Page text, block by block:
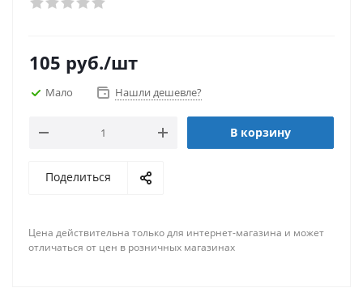
105 руб./шт
Мало Нашли дешевле?
В корзину
Поделиться
Цена действительна только для интернет-магазина и может
отличаться от цен в розничных магазинах